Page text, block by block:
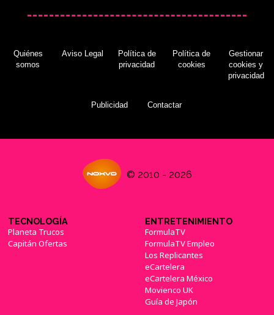
Quiénes
somos
Aviso Legal
Política de
privacidad
Política de
cookies
Gestionar
cookies y
privacidad
Publicidad Contactar
© 2010 - 2026
TECNOLOGÍA
Planeta Trucos
Capitán Ofertas
ENTRETENIMIENTO
FormulaTV
FormulaTV Empleo
Los Replicantes
eCartelera
eCartelera México
Movienco UK
Guía de Japón